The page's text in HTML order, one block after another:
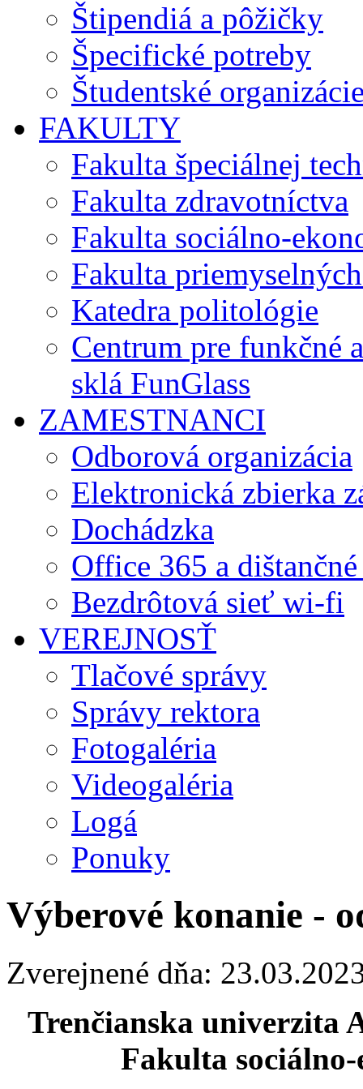
Štipendiá a pôžičky
Špecifické potreby
Študentské
FAKULTY
Fakulta špeciálnej
Fakulta zdravotníctva
Fakulta sociálno-
Fakulta
Katedra politológie
Centrum pre funkčné
sklá FunGlass
ZAMESTNANCI
Odborová organizácia
Elektronická zbierka
Dochádzka
Office 365 a
Bezdrôtová sieť wi-fi
VEREJNOSŤ
Tlačové správy
Správy rektora
Fotogaléria
Videogaléria
Logá
Ponuky
Výberové konanie -
Zverejnené dňa:
Trenčianska univerzita
Fakulta